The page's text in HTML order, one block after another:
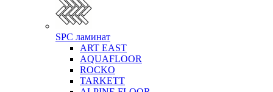
SPC ламинат
ART EAST
AQUAFLOOR
ROCKO
TARKETT